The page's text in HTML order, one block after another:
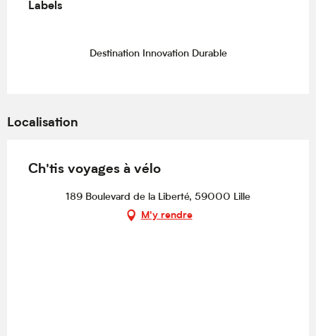
Labels
Labels
Destination Innovation Durable
Localisation
Ch'tis voyages à vélo
189 Boulevard de la Liberté, 59000 Lille
M'y rendre